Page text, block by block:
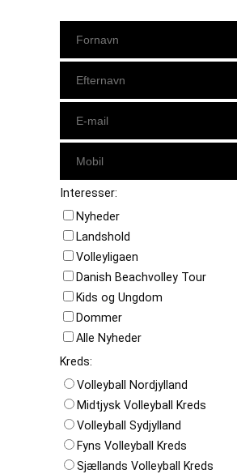
Interesser:
Nyheder
Landshold
Volleyligaen
Danish Beachvolley Tour
Kids og Ungdom
Dommer
Alle Nyheder
Kreds:
Volleyball Nordjylland
Midtjysk Volleyball Kreds
Volleyball Sydjylland
Fyns Volleyball Kreds
Sjællands Volleyball Kreds